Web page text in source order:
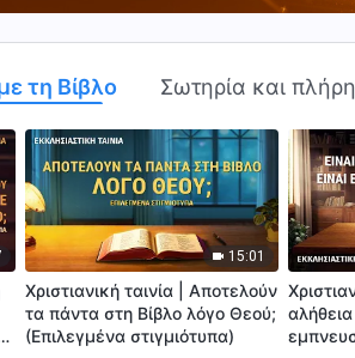
τη Βίβλο Σωτηρία και
15:01
Χριστιανική ταινία | Αποτελούν
τα πάντα στη Βίβλο λόγο Θεού;
(Επιλεγμένα στιγμιότυπα)
αλήθεια